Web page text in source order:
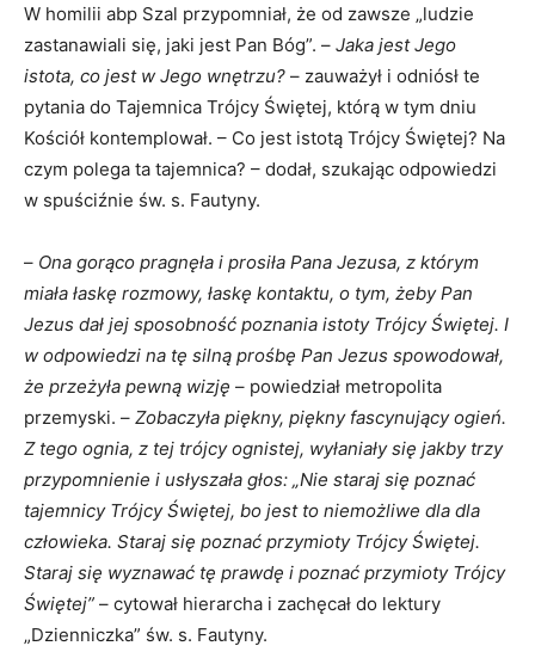
W homilii abp Szal przypomniał, że od zawsze „ludzie
zastanawiali się, jaki jest Pan Bóg”. – Jaka jest Jego
istota, co jest w Jego wnętrzu? – zauważył i odniósł te
pytania do Tajemnica Trójcy Świętej, którą w tym dniu
Kościół kontemplował. – Co jest istotą Trójcy Świętej? Na
czym polega ta tajemnica? – dodał, szukając odpowiedzi
w spuściźnie św. s. Fautyny.
– Ona gorąco pragnęła i prosiła Pana Jezusa, z którym
miała łaskę rozmowy, łaskę kontaktu, o tym, żeby Pan
Jezus dał jej sposobność poznania istoty Trójcy Świętej. I
w odpowiedzi na tę silną prośbę Pan Jezus spowodował,
że przeżyła pewną wizję – powiedział metropolita
przemyski. – Zobaczyła piękny, piękny fascynujący ogień.
Z tego ognia, z tej trójcy ognistej, wyłaniały się jakby trzy
przypomnienie i usłyszała głos: „Nie staraj się poznać
tajemnicy Trójcy Świętej, bo jest to niemożliwe dla dla
człowieka. Staraj się poznać przymioty Trójcy Świętej.
Staraj się wyznawać tę prawdę i poznać przymioty Trójcy
Świętej” – cytował hierarcha i zachęcał do lektury
„Dzienniczka” św. s. Fautyny.